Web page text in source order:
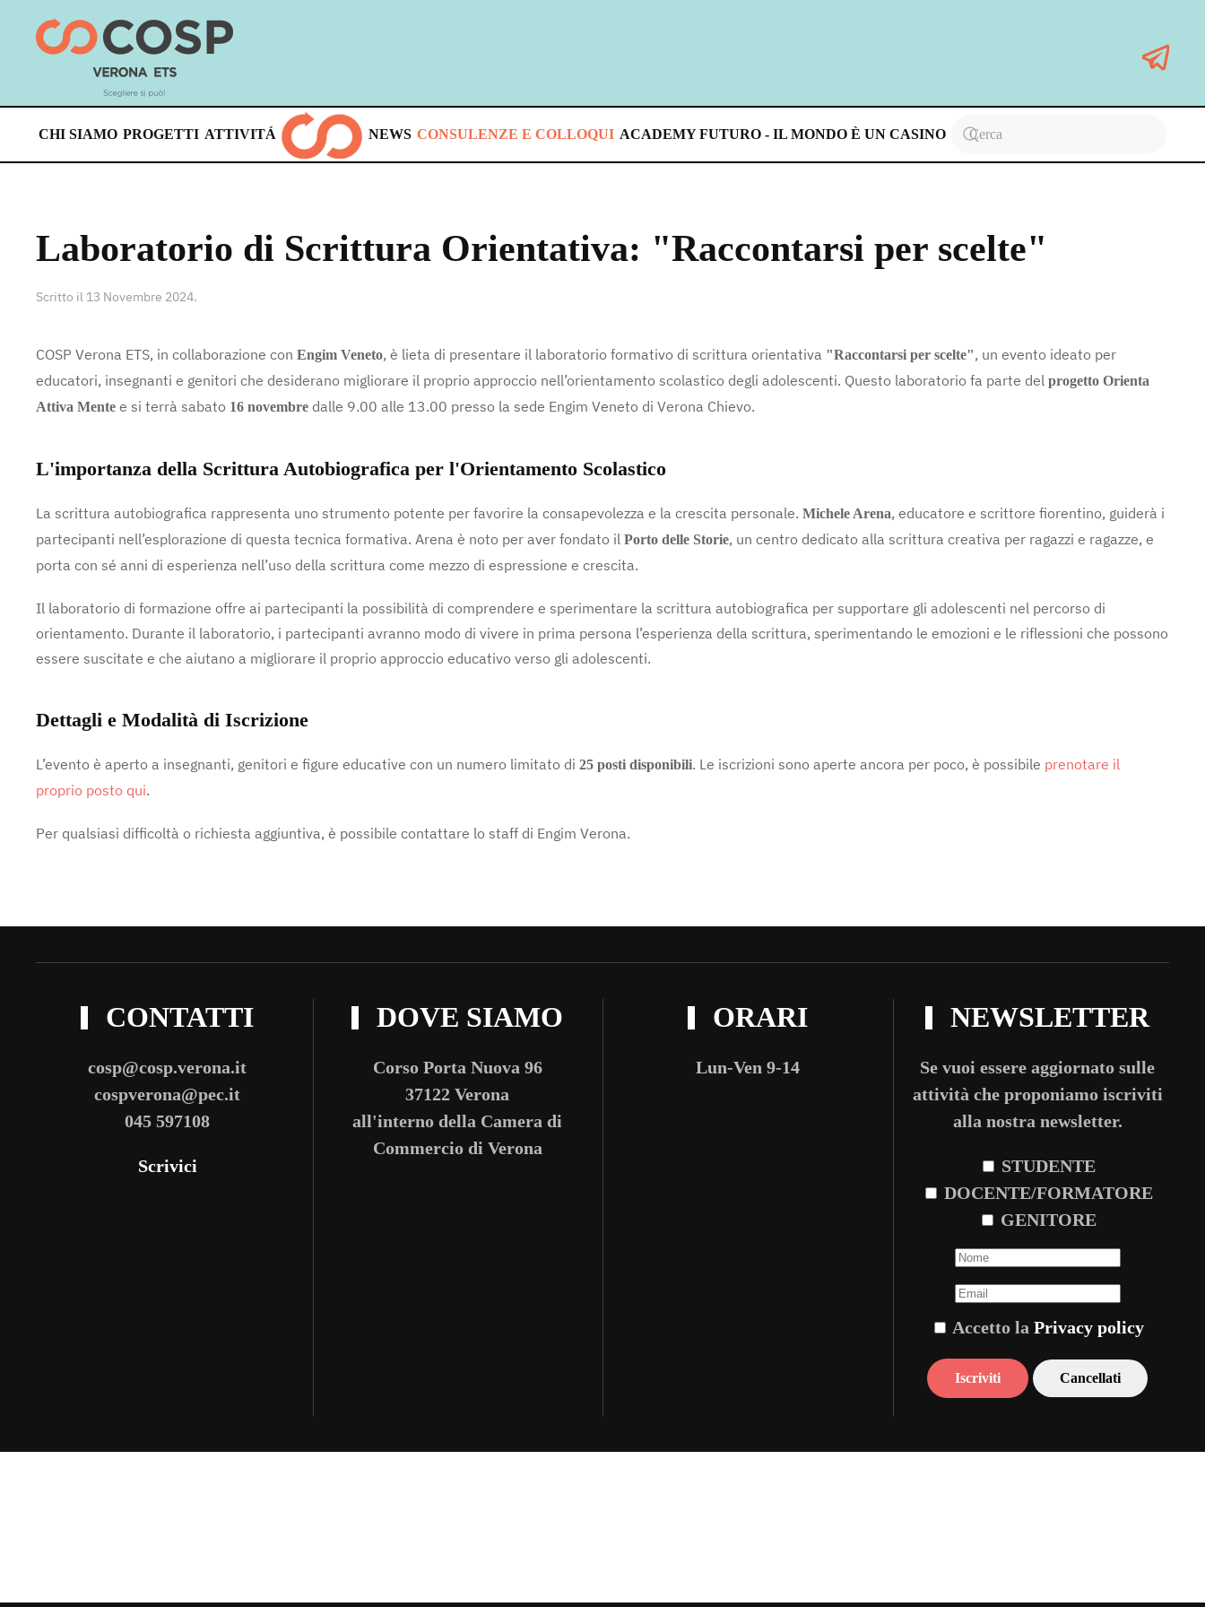
Skip
CHI SIAMO PROGETTI ATTIVITÁ NEWS CONSULENZE E COLLOQUI ACADEMY FUTURO - IL MONDO È UN CASINO
Laboratorio di Scrittura Orientativa: "Raccontarsi per scelte"
Scritto il 13 Novembre 2024.
COSP Verona ETS, in collaborazione con Engim Veneto, è lieta di presentare il laboratorio formativo di scrittura orientativa "Raccontarsi per scelte", un evento ideato per
educatori, insegnanti e genitori che desiderano migliorare il proprio approccio nell’orientamento scolastico degli adolescenti. Questo laboratorio fa parte del progetto Orienta
Attiva Mente e si terrà sabato 16 novembre dalle 9.00 alle 13.00 presso la sede Engim Veneto di Verona Chievo.
L'importanza della Scrittura Autobiografica per l'Orientamento Scolastico
La scrittura autobiografica rappresenta uno strumento potente per favorire la consapevolezza e la crescita personale. Michele Arena, educatore e scrittore fiorentino, guiderà i
partecipanti nell’esplorazione di questa tecnica formativa. Arena è noto per aver fondato il Porto delle Storie, un centro dedicato alla scrittura creativa per ragazzi e ragazze, e
porta con sé anni di esperienza nell’uso della scrittura come mezzo di espressione e crescita.
Il laboratorio di formazione offre ai partecipanti la possibilità di comprendere e sperimentare la scrittura autobiografica per supportare gli adolescenti nel percorso di
orientamento. Durante il laboratorio, i partecipanti avranno modo di vivere in prima persona l’esperienza della scrittura, sperimentando le emozioni e le riflessioni che possono
essere suscitate e che aiutano a migliorare il proprio approccio educativo verso gli adolescenti.
Dettagli e Modalità di Iscrizione
L’evento è aperto a insegnanti, genitori e figure educative con un numero limitato di 25 posti disponibili. Le iscrizioni sono aperte ancora per poco, è possibile prenotare il
proprio posto qui.
Per qualsiasi difficoltà o richiesta aggiuntiva, è possibile contattare lo staff di Engim Verona.
CONTATTI
cosp@cosp.verona.it
cospverona@pec.it
045 597108
Scrivici
DOVE SIAMO
Corso Porta Nuova 96
37122 Verona
all'interno della Camera di
Commercio di Verona
ORARI
Lun-Ven 9-14
NEWSLETTER
Se vuoi essere aggiornato sulle
attività che proponiamo iscriviti
alla nostra newsletter.
STUDENTE
DOCENTE/FORMATORE
GENITORE
Accetto laPrivacy policy